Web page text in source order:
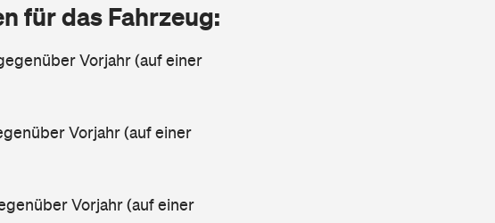
für das Fahrzeug:
Vorjahr (auf einer
Vorjahr (auf einer
Vorjahr (auf einer